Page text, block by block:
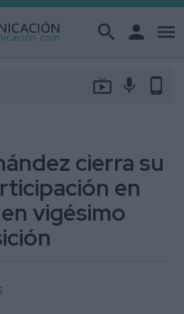
search person menu
live_tv mic phone_android
cierra su
en
vigésimo